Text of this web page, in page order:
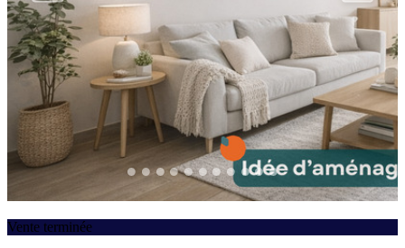
Vente terminée